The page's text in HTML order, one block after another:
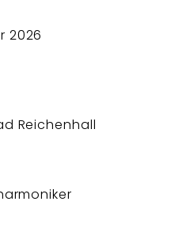
2026
Reichenhall